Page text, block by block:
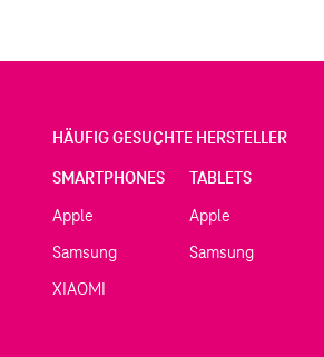
HÄUFIG GESUCHTE HERSTELLER
SMARTPHONES
Apple
Samsung
XIAOMI
TABLETS
Apple
Samsung